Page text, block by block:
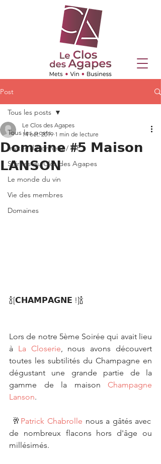
Post
Tous les posts
Invités d'Honneur / VIP
Soirées du Clos des Agapes
Le monde du vin
Vie des membres
Domaines
Tous les posts
𝗗𝗼𝗺𝗮𝗶𝗻𝗲 #𝟱 𝗠𝗮𝗶𝘀𝗼𝗻
𝗟𝗔𝗡𝗦𝗢𝗡
Le Clos des Agapes
14 oct. 2019 1 min de lecture
🍾[𝗖𝗛𝗔𝗠𝗣𝗔𝗚𝗡𝗘 !]🍾
Lors de notre 5ème Soirée qui avait lieu
à La Closerie, nous avons découvert
toutes les subtilités du Champagne en
dégustant une grande partie de la
gamme de la maison Champagne
Lanson.
🥂 Patrick Chabrolle nous a gâtés avec
de nombreux flacons hors d'âge ou
millésimés.